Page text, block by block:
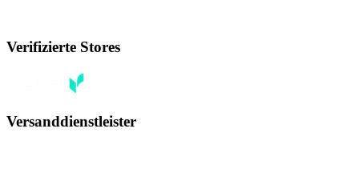
Verifizierte Stores
Versanddienstleister